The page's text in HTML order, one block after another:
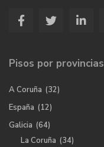
Pisos por provincias
A Coruña (32)
España (12)
Galicia (64)
La Coruña (34)